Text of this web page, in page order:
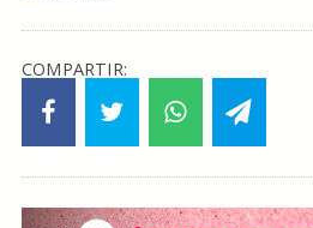
COMPARTIR: